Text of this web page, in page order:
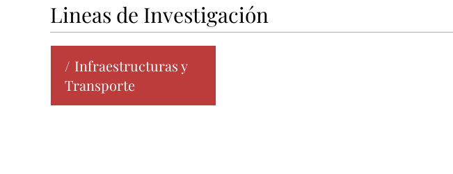
Lineas de Investigación
Infraestructuras y
Transporte